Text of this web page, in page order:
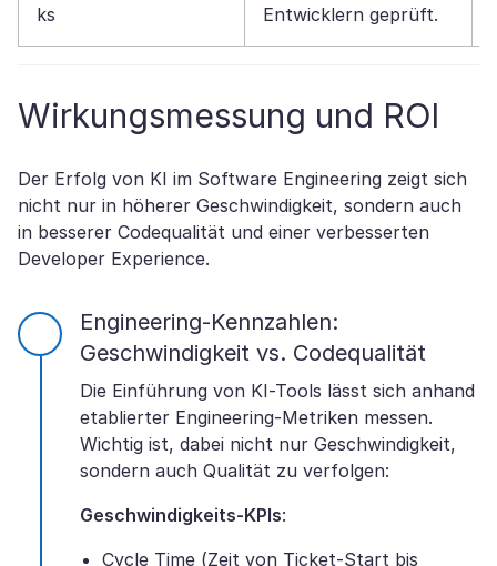
ks
Entwicklern geprüft.
Wirkungsmessung und ROI
Der Erfolg von KI im Software Engineering zeigt sich
nicht nur in höherer Geschwindigkeit, sondern auch
in besserer Codequalität und einer verbesserten
Developer Experience.
Engineering-Kennzahlen:
Geschwindigkeit vs. Codequalität
Die Einführung von KI-Tools lässt sich anhand
etablierter Engineering-Metriken messen.
Wichtig ist, dabei nicht nur Geschwindigkeit,
sondern auch Qualität zu verfolgen:
Geschwindigkeits-KPIs:
Cycle Time (Zeit von Ticket-Start bis